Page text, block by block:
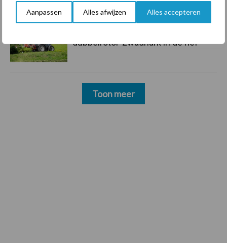
Aanpassen Alles afwijzen Alles accepteren
dubbelrotor-zwadhark in de hef
Toon meer